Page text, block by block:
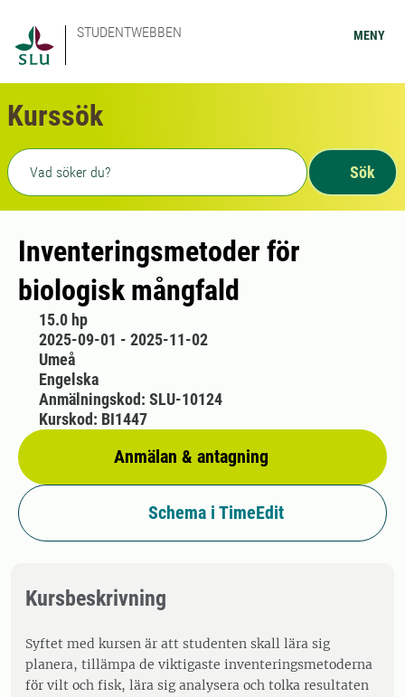
STUDENTWEBBEN MENY
Kurssök
Fritext sökning
Sök
Inventeringsmetoder för
biologisk mångfald
15.0 hp
2025-09-01 - 2025-11-02
Umeå
Engelska
Anmälan & antagning
Anmälningskod: SLU-10124
Kurskod: BI1447
Schema i TimeEdit
Kursbeskrivning
Syftet med kursen är att studenten skall lära sig
planera, tillämpa de viktigaste inventeringsmetoderna
för vilt och fisk, lära sig analysera och tolka resultaten